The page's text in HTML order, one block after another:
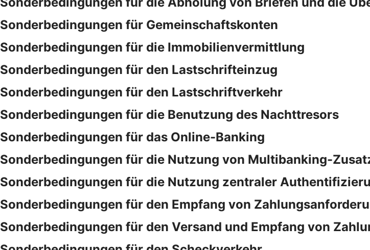
Sonderbedingungen für Gemeinschaftskonten
Sonderbedingungen für die Immobilienvermittlung
Sonderbedingungen für den Lastschrifteinzug
Sonderbedingungen für den Lastschriftverkehr
Sonderbedingungen für die Benutzung des Nachttresors
Sonderbedingungen für das Online-Banking
Sonderbedingungen für die Nutzung von Multibanking-
Sonderbedingungen für die Nutzung zentraler
Sonderbedingungen für den Empfang von
Sonderbedingungen für den Versand und Empfang von